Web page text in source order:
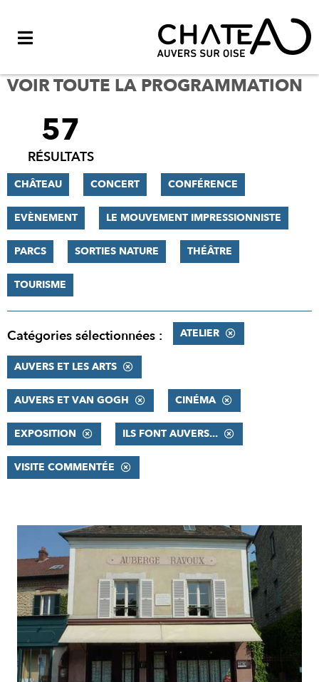
VOIR TOUTE LA PROGRAMMATION
FILTRER
RÉSULTATS
57
RÉSULTATS
CHÂTEAU CONCERT CONFÉRENCE
EVÈNEMENT LE MOUVEMENT IMPRESSIONNISTE
PARCS SORTIES NATURE THÉÂTRE
TOURISME
Catégories sélectionnées : ATELIER
AUVERS ET LES ARTS
AUVERS ET VAN GOGH CINÉMA
EXPOSITION ILS FONT AUVERS...
VISITE COMMENTÉE
RÉSULTATS